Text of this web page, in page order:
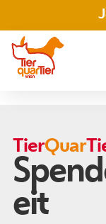
TierQuar
eit